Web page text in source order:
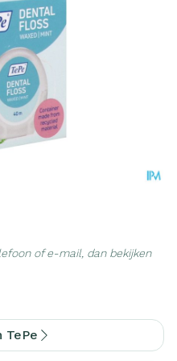
of e-mail, dan bekijken
TePe